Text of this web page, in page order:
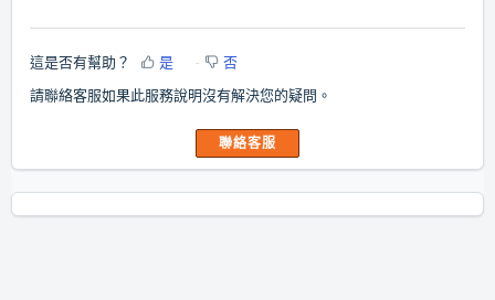
這是否有幫助？ 是 否
請聯絡客服如果此服務說明沒有解決您的疑問。